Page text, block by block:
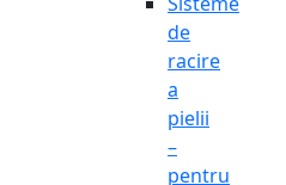
de
racire
a
pielii
–
pentru